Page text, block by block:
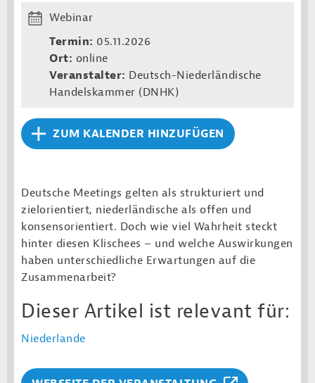
Webinar
Termin: 05.11.2026
Ort: online
Veranstalter: Deutsch-Nieder­län­dische
Handels­kammer (DNHK)
ZUM KALENDER HINZUFÜGEN
Deutsche Meetings gelten als strukturiert und
zielorientiert, niederländische als offen und
konsensorientiert. Doch wie viel Wahrheit steckt
hinter diesen Klischees – und welche Auswirkungen
haben unterschiedliche Erwartungen auf die
Zusammenarbeit?
Dieser Artikel ist relevant für:
Niederlande